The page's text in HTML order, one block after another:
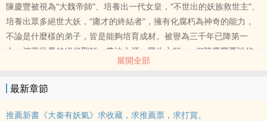
陳慶豐被視為“大魏帝師”、培養出一代女皇，“不世出的妖族救世主”、
培養出眾多絕世大妖，“庸才的終結者”，擁有化腐朽為神奇的能力，
不論是什麼樣的弟子，皆是能夠培育成材。被譽為三千年已降第一
人，鴻蒙世界的絕代聖師，萬法之源，眾生之師......但陳慶豐要說的
是，自己真的是絕世坑師，專坑徒弟，絕不弄虛作假，等等，系統你
實力。
展開全部
最新章節
推薦新書《大秦有妖氣》求收藏，求推薦票，求打賞。